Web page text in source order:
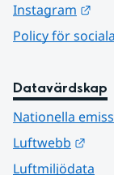
Instagram
Policy för
Datavärdskap
Nationella
Luftwebb
Luftmiljödata